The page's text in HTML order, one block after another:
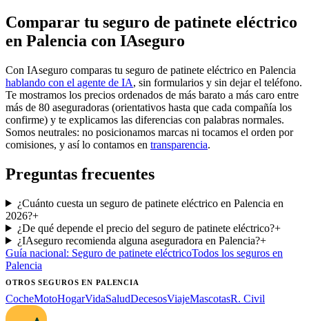
Comparar tu seguro de patinete eléctrico
en Palencia con IAseguro
Con IAseguro comparas tu seguro de patinete eléctrico en Palencia
hablando con el agente de IA, sin formularios y sin dejar el teléfono.
Te mostramos los precios ordenados de más barato a más caro entre
más de 80 aseguradoras (orientativos hasta que cada compañía los
confirme) y te explicamos las diferencias con palabras normales.
Somos neutrales: no posicionamos marcas ni tocamos el orden por
comisiones, y así lo contamos en transparencia.
Preguntas frecuentes
¿Cuánto cuesta un seguro de patinete eléctrico en Palencia en
2026?+
¿De qué depende el precio del seguro de patinete eléctrico?+
¿IAseguro recomienda alguna aseguradora en Palencia?+
Guía nacional: Seguro de patinete eléctricoTodos los seguros en
Palencia
OTROS SEGUROSEN PALENCIA
CocheMotoHogarVidaSaludDecesosViajeMascotasR. Civil